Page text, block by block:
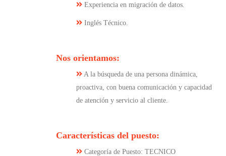
Experiencia en migración de datos.
Inglés Técnico.
Nos orientamos:
A la búsqueda de una persona dinámica,
proactiva, con buena comunicación y capacidad
de atención y servicio al cliente.
Características del puesto:
Categoría de Puesto: TECNICO